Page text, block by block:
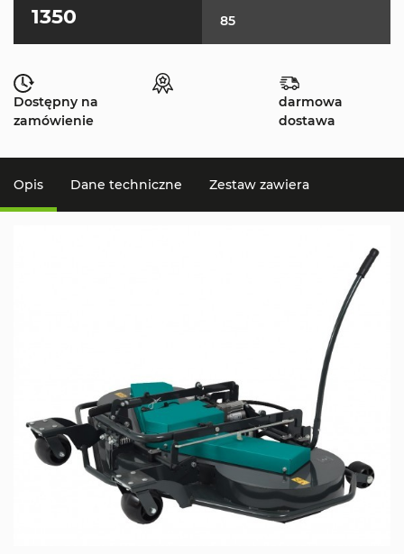
1350 85
Dostępny na
zamówienie
darmowa
dostawa
Opis Dane techniczne Zestaw zawiera